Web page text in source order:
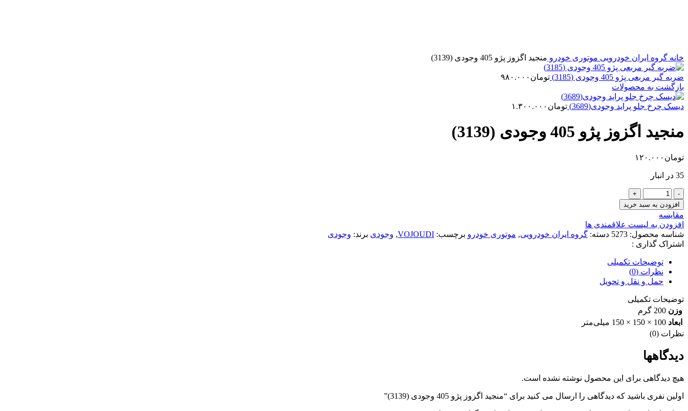
خانه گروه ایران خودرویی موتوری خودرو منجید اگزوز پژو 405 وجودی (3139)
ضربه گیر مربعی پژو 405 وجودی (3185) تومان ۹۸۰.۰۰۰
بازگشت به محصولات
دیسک چرخ جلو پراید وجودی(3689) تومان ۱.۳۰۰.۰۰۰
منجید اگزوز پژو 405 وجودی (3139)
تومان ۱۲۰.۰۰۰
35 در انبار
منجید
اگزوز
پژو
405
وجودی
(3139)
عدد
افزودن به سبد خرید
مقایسه
افزودن به لیست علاقمندی ها
شناسه محصول: 5273 دسته: گروه ایران خودرویی, موتوری خودرو برچسب: VOJOUDI
, وجودی برند: وجودی
اشتراک گذاری :
توضیحات تکمیلی
نظرات (0)
حمل و نقل و تحویل
توضیحات تکمیلی
وزن 200 گرم
ابعاد 100 × 150 × 150 میلی‌متر
نظرات (0)
دیدگاهها
هیچ دیدگاهی برای این محصول نوشته نشده است.
اولین نفری باشید که دیدگاهی را ارسال می کنید برای “منجید اگزوز پژو 405 وجودی (3139)”